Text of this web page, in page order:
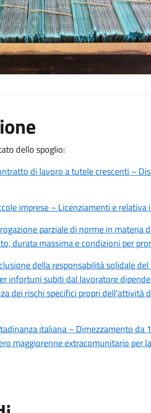
dello spoglio:
di lavoro a tutele crescenti –
imprese – Licenziamenti e
parziale di norme in materia
durata massima e condizioni per
della responsabilità solidale
infortuni subiti dal lavoratore
dei rischi specifici propri dell'attività
italiana – Dimezzamento da
maggiorenne extracomunitario per